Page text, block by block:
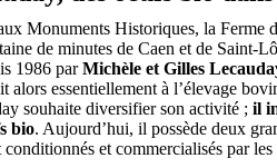
Monuments Historiques, la Ferme
de minutes de Caen et de Saint-
1986 parMichèle et Gilles
alors essentiellement à l’élevage
souhaite diversifier son activité ; il
bio. Aujourd’hui, il possède deux
et commercialisés par